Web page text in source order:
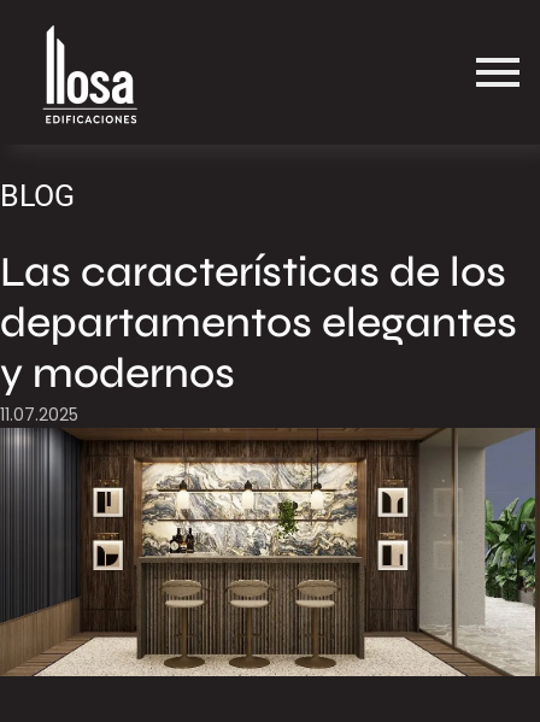
BLOG
Las características de los
departamentos elegantes
y modernos
11.07.2025